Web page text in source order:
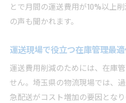
とで月間の運送費用が10%以上
の声も聞かれます。
運送現場で役立つ在庫管理最
運送費用削減のためには、在庫
せん。埼玉県の物流現場では、
急配送がコスト増加の要因とな